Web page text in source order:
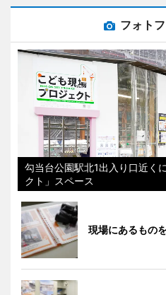
フォト
勾当台公園駅北1出入り口近く
クト」スペース
現場にあるもの